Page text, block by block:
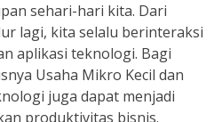
sehari-hari kita. Dari
lagi, kita selalu berinteraksi
aplikasi teknologi. Bagi
Usaha Mikro Kecil dan
juga dapat menjadi
produktivitas bisnis.